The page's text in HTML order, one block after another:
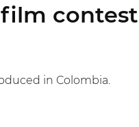
in Colombia.